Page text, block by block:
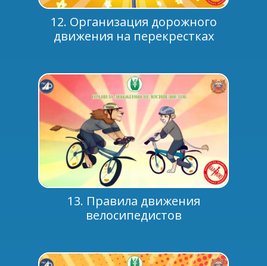
12. Организация дорожного
движения на перекрестках
13. Правила движения
велосипедистов